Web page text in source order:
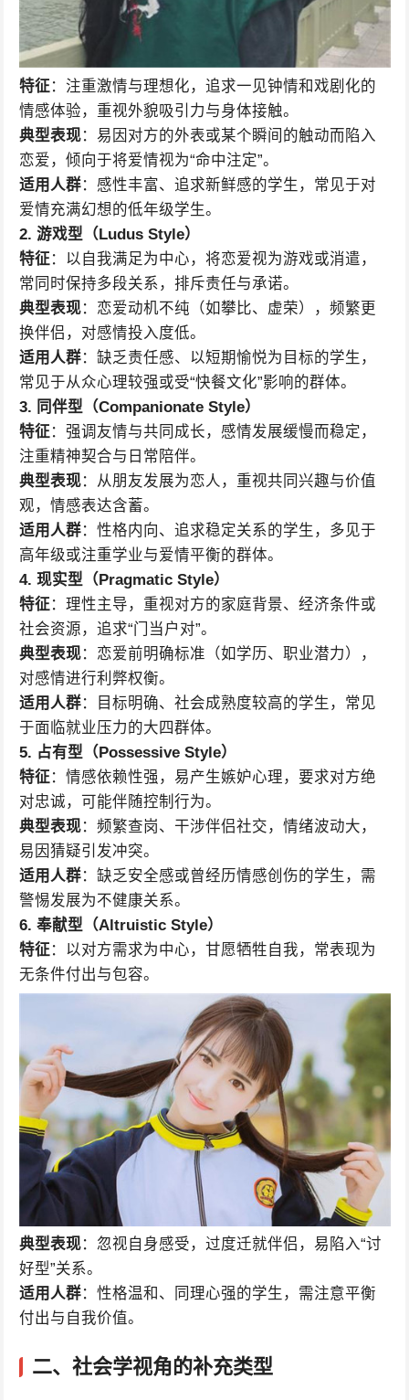
特征 ：注重激情与理想化，追求一见钟情和戏剧化的
情感体验，重视外貌吸引力与身体接触。
典型表现：易因对方的外表或某个瞬间的触动而陷入
恋爱，倾向于将爱情视为“命中注定”。
适用人群：感性丰富、追求新鲜感的学生，常见于对
爱情充满幻想的低年级学生。
2. 游戏型（Ludus Style）
特征 ：以自我满足为中心，将恋爱视为游戏或消遣，
常同时保持多段关系，排斥责任与承诺。
典型表现：恋爱动机不纯（如攀比、虚荣），频繁更
换伴侣，对感情投入度低。
适用人群：缺乏责任感、以短期愉悦为目标的学生，
常见于从众心理较强或受“快餐文化”影响的群体。
3. 同伴型（Companionate Style）
特征 ：强调友情与共同成长，感情发展缓慢而稳定，
注重精神契合与日常陪伴。
典型表现：从朋友发展为恋人，重视共同兴趣与价值
观，情感表达含蓄。
适用人群：性格内向、追求稳定关系的学生，多见于
高年级或注重学业与爱情平衡的群体。
4. 现实型（Pragmatic Style）
特征 ：理性主导，重视对方的家庭背景、经济条件或
社会资源，追求“门当户对”。
典型表现：恋爱前明确标准（如学历、职业潜力），
对感情进行利弊权衡。
适用人群：目标明确、社会成熟度较高的学生，常见
于面临就业压力的大四群体。
5. 占有型（Possessive Style）
特征 ：情感依赖性强，易产生嫉妒心理，要求对方绝
对忠诚，可能伴随控制行为。
典型表现：频繁查岗、干涉伴侣社交，情绪波动大，
易因猜疑引发冲突。
适用人群：缺乏安全感或曾经历情感创伤的学生，需
警惕发展为不健康关系。
6. 奉献型（Altruistic Style）
特征 ：以对方需求为中心，甘愿牺牲自我，常表现为
无条件付出与包容。
典型表现：忽视自身感受，过度迁就伴侣，易陷入“讨
好型”关系。
适用人群：性格温和、同理心强的学生，需注意平衡
付出与自我价值。
二、社会学视角的补充类型